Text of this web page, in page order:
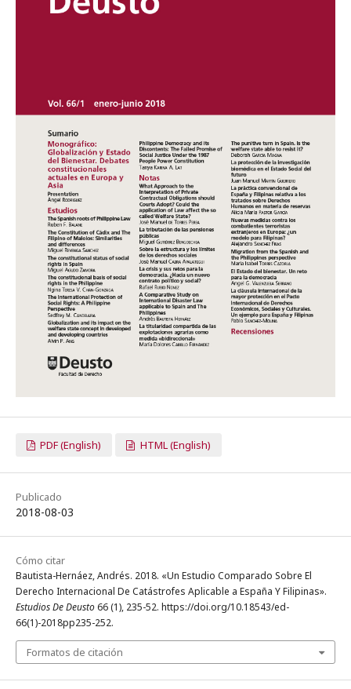
PDF (English) HTML (English)
Publicado
2018-08-03
Cómo citar
Bautista-Hernáez, Andrés. 2018. «Un Estudio Comparado Sobre El
Derecho Internacional De Catástrofes Aplicable a España Y Filipinas».
Estudios De Deusto 66 (1), 235-52. https://doi.org/10.18543/ed-
66(1)-2018pp235-252.
Formatos de citación